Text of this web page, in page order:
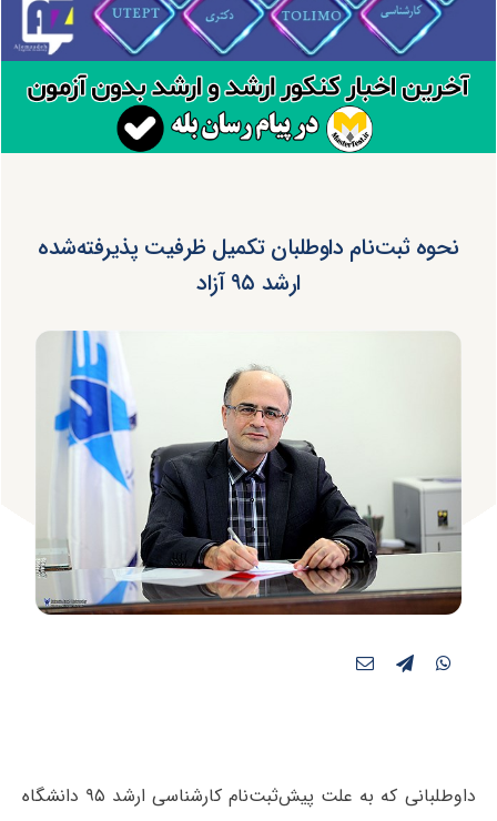
نحوه ثبت‌نام داوطلبان تکمیل ظرفیت پذیرفته‌شده
ارشد ۹۵ آزاد
داوطلبانی که به علت پیش‌ثبت‌نام کارشناسی ارشد ۹۵ دانشگاه